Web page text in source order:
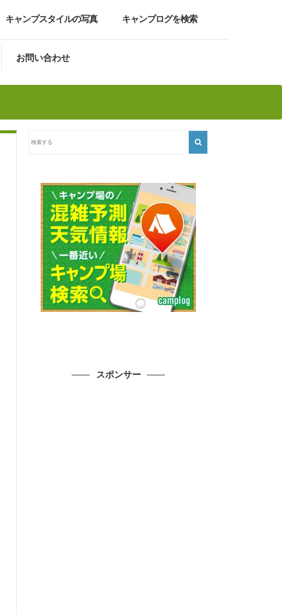
キャンプスタイルの写真 キャンプログを検索
お問い合わせ
スポンサー